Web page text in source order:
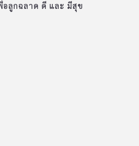
อลูกฉลาด ดี และ มีสุข